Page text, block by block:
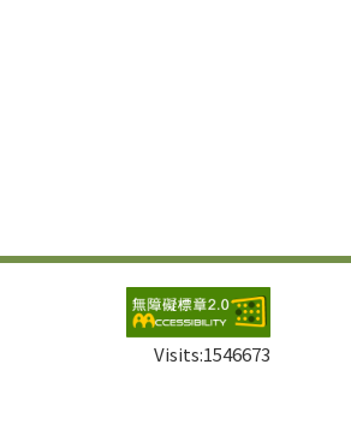
Visits:1546673